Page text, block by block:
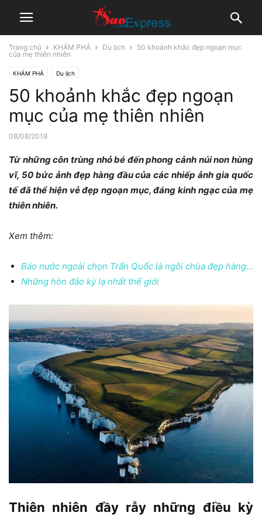
Trang chủ KHÁM PHÁ Du lịch
50 khoảnh khắc đẹp ngoạn mục
của mẹ thiên nhiên
KHÁM PHÁ Du lịch
50 khoảnh khắc đẹp ngoạn
mục của mẹ thiên nhiên
08/08/2019
Từ những côn trùng nhỏ bé đến phong cảnh núi non hùng
vĩ, 50 bức ảnh đẹp hàng đầu của các nhiếp ảnh gia quốc
tế đã thể hiện vẻ đẹp ngoạn mục, đáng kinh ngạc của mẹ
thiên nhiên.
Xem thêm:
Báo nước ngoài chọn Trấn Quốc là ngôi chùa đẹp hàng…
Những hòn đảo kỳ lạ nhất thế giới
Thiên nhiên đầy rẫy những điều kỳ